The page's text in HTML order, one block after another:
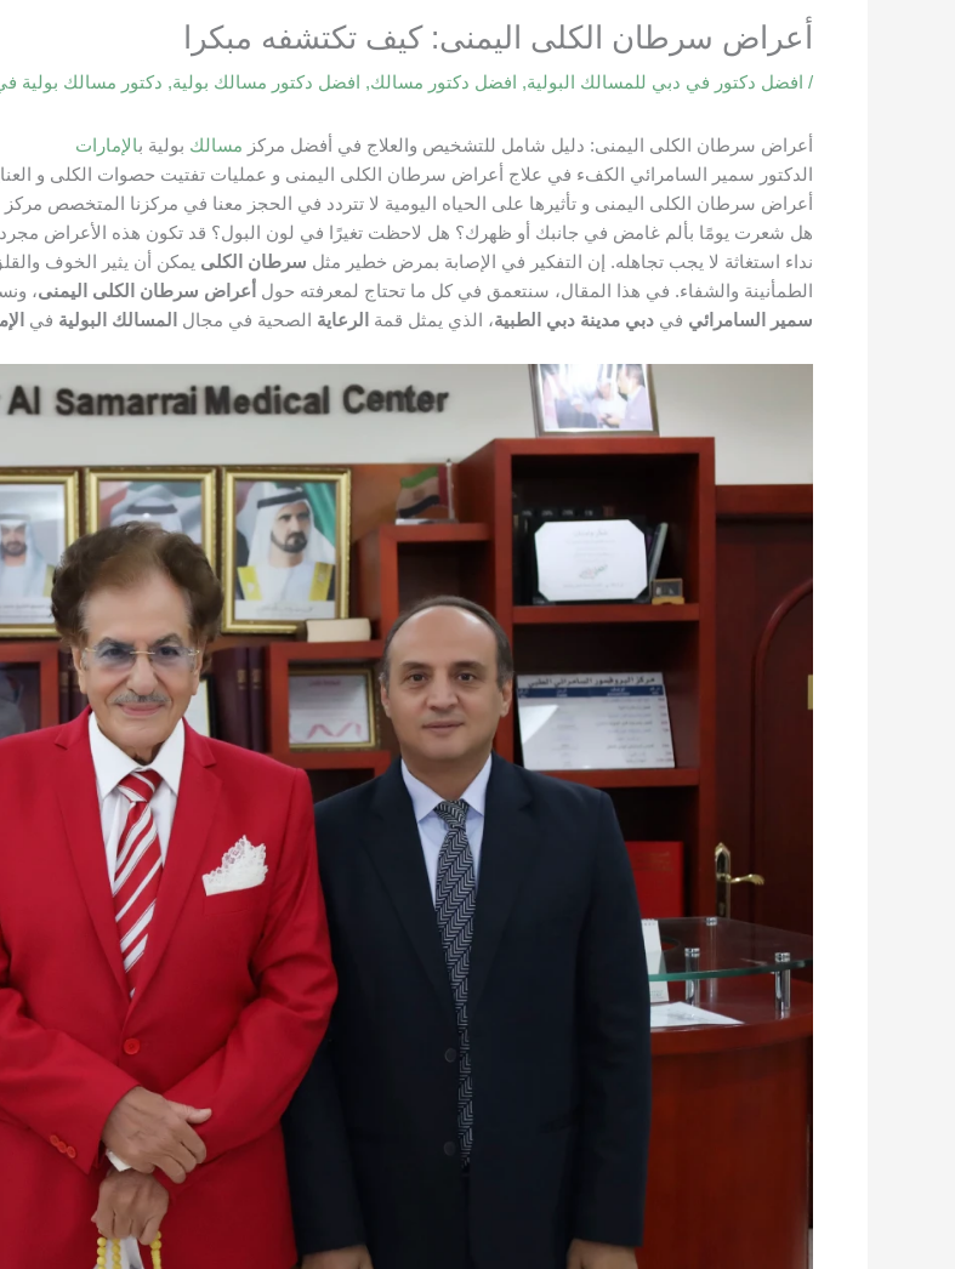
أعراض سرطان الكلى اليمنى: كيف تكتشفه مبكرا
/ افضل دكتور في دبي للمسالك البولية, افضل دكتور مسالك, افضل دكتور مسالك بولية, دكتور مسالك بولية
أعراض سرطان الكلى اليمنى: دليل شامل للتشخيص والعلاج في أفضل مركز مسالك بولية بالإمارات
الدكتور سمير السامرائي الكفء في علاج أعراض سرطان الكلى اليمنى و عمليات تفتيت حصوات الكلى و
أعراض سرطان الكلى اليمنى و تأثيرها على الحياه اليومية لا تتردد في الحجز معنا في مركزنا المتخصص
هل شعرت يومًا بألم غامض في جانبك أو ظهرك؟ هل لاحظت تغيرًا في لون البول؟ قد تكون هذه الأعراض مجرد
نداء استغاثة لا يجب تجاهله. إن التفكير في الإصابة بمرض خطير مثل سرطان الكلى يمكن أن يثير الخوف
الطمأنينة والشفاء. في هذا المقال، سنتعمق في كل ما تحتاج لمعرفته حول أعراض سرطان الكلى اليمنى،
سمير السامرائي في دبي مدينة دبي الطبية، الذي يمثل قمة الرعاية الصحية في مجال المسالك البولية في